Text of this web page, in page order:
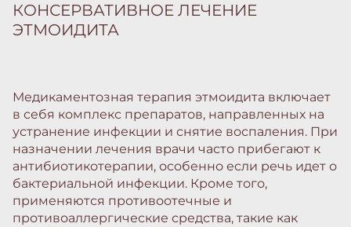
КОНСЕРВАТИВНОЕ ЛЕЧЕНИЕ
ЭТМОИДИТА
Медикаментозная терапия этмоидита включает
в себя комплекс препаратов, направленных на
устранение инфекции и снятие воспаления. При
назначении лечения врачи часто прибегают к
антибиотикотерапии, особенно если речь идет о
бактериальной инфекции. Кроме того,
применяются противоотечные и
противоаллергические средства, такие как